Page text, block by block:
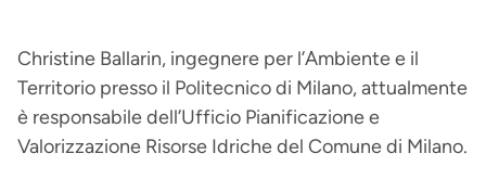
Christine Ballarin, ingegnere per l’Ambiente e il
Territorio presso il Politecnico di Milano, attualmente
è responsabile dell’Ufficio Pianificazione e
Valorizzazione Risorse Idriche del Comune di Milano.